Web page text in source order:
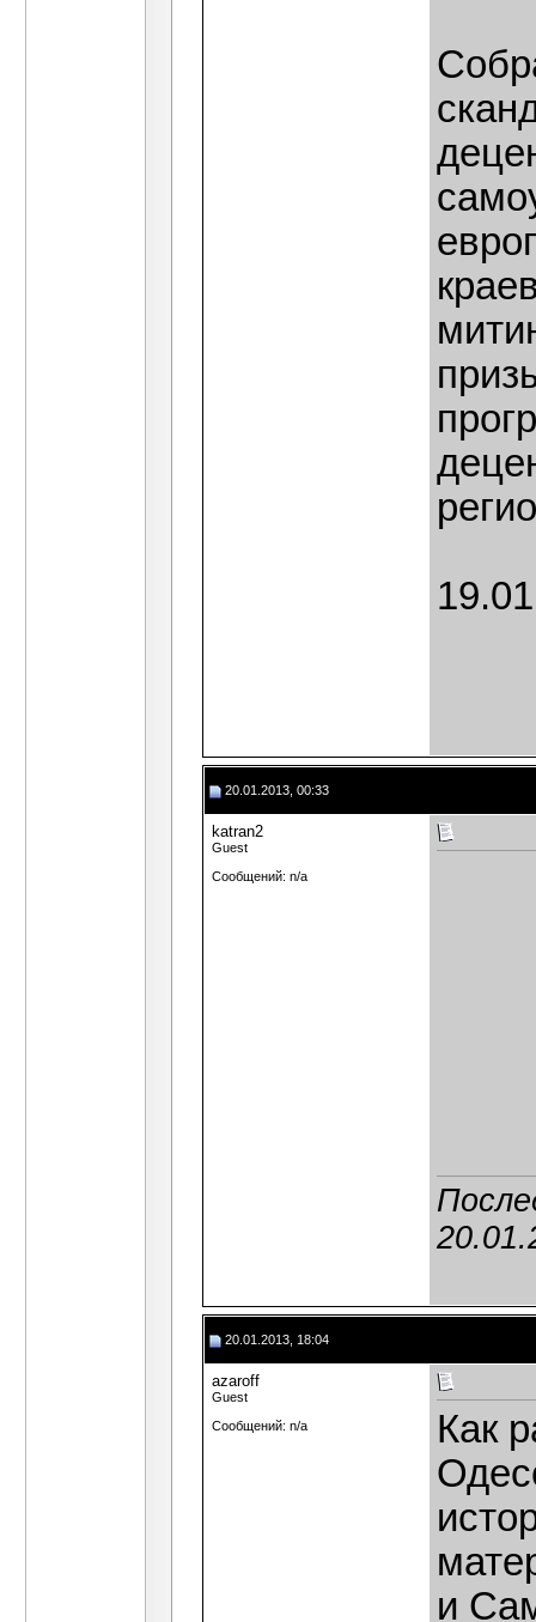
20.01.2013, 00:33
katran2
Guest
Сообщений: n/a
20.01.2013, 18:04
azaroff
Guest
Сообщений: n/a
Как
и